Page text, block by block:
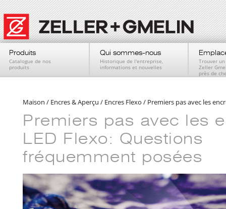
Produits
Catalogue de nos
produits
Qui sommes-nous
Historique de l'entreprise,
informations et nouvelles
Trouver
Zeller
près de
Maison / Encres & Aperçu / Encres Flexo / Premiers pas avec les
Premiers pas avec les
LED Flexo: Questions
fréquemment posées